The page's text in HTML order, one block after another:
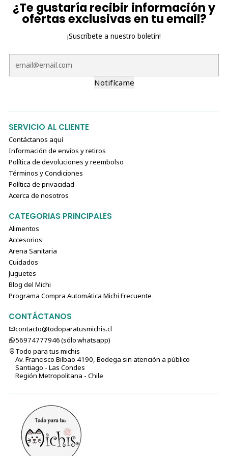
¿Te gustaría recibir información y
ofertas exclusivas en tu email?
¡Suscríbete a nuestro boletín!
Notifícame
SERVICIO AL CLIENTE
Contáctanos aquí
Información de envíos y retiros
Política de devoluciones y reembolso
Términos y Condiciones
Política de privacidad
Acerca de nosotros
CATEGORIAS PRINCIPALES
Alimentos
Accesorios
Arena Sanitaria
Cuidados
Juguetes
Blog del Michi
Programa Compra Automática Michi Frecuente
CONTÁCTANOS
contacto@todoparatusmichis.cl
56974777946 (sólo⁣⁣⁣⁣⁣​​​​​​​​​​​​​​​ whatsapp)
Todo para tus michis
Av. Francisco Bilbao 4190, Bodega sin atención a público
Santiago - Las Condes
Región Metropolitana - Chile